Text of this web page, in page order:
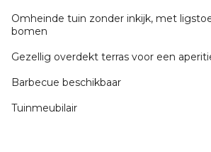
Omheinde tuin zonder inkijk, met
bomen
Gezellig overdekt terras voor een
Barbecue beschikbaar
Tuinmeubilair